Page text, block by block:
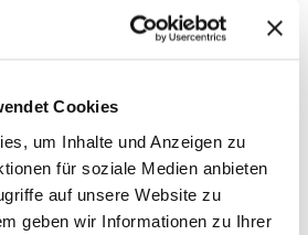
Cookies
um Inhalte und Anzeigen zu
für soziale Medien anbieten
auf unsere Website zu
geben wir Informationen zu Ihrer
Risikowahrnehmung hält
des
– Kritik an